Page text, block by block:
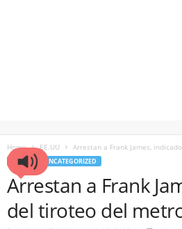
Home EE.UU Arrestan a Frank James,
EE.UU UNCATEGORIZED
Arrestan a Frank
del tiroteo del